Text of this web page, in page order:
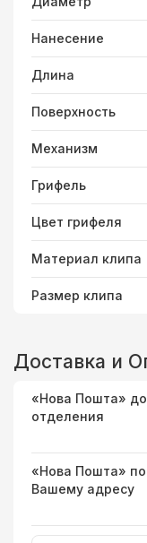
Нанесение
Длина
Поверхность
Механизм
Грифель
Цвет грифеля
Материал клипа
Размер клипа
Доставка и
«Нова Пошта» до
отделения
«Нова Пошта» по
Вашему адресу